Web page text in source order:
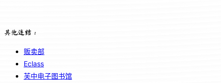
其他连结：
贩卖部
Eclass
芙中电子图书馆